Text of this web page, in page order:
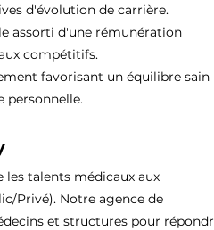
d'évolution de carrière.
assorti d'une rémunération
compétitifs.
favorisant un équilibre sain
personnelle.
talents médicaux aux
Privé). Notre agence de
et structures pour